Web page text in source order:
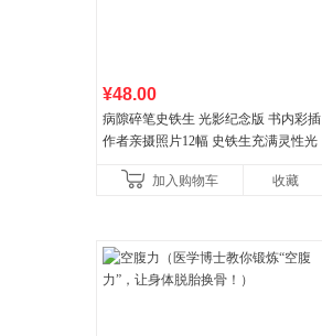
¥48.00
病隙碎笔史铁生 光影纪念版 书内彩插
作者亲摄照片12幅 史铁生充满灵性光
加入购物车
收藏